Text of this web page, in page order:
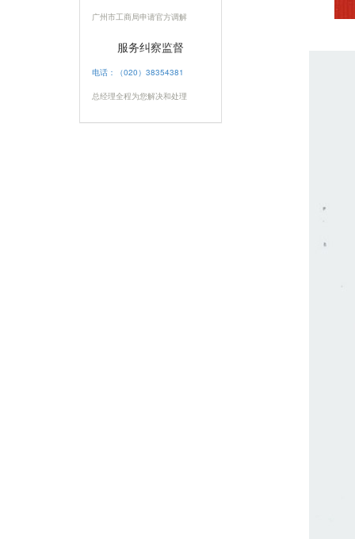
广州市工商局申请官方调解
服务纠察监督
电话：（020）38354381
总经理全程为您解决和处理